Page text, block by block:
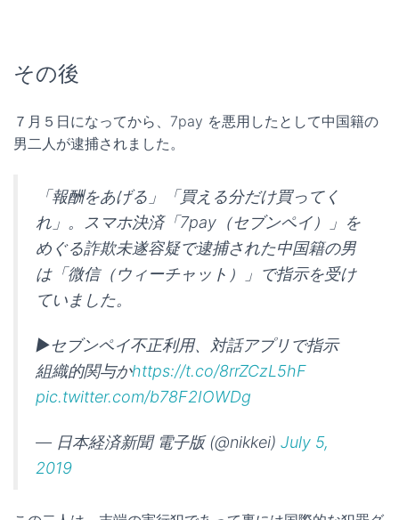
その後
７月５日になってから、7pay を悪用したとして中国籍の
男二人が逮捕されました。
「報酬をあげる」「買える分だけ買ってく
れ」。スマホ決済「7pay（セブンペイ）」を
めぐる詐欺未遂容疑で逮捕された中国籍の男
は「微信（ウィーチャット）」で指示を受け
ていました。
▶セブンペイ不正利用、対話アプリで指示
組織的関与かhttps://t.co/8rrZCzL5hF
pic.twitter.com/b78F2IOWDg
— 日本経済新聞 電子版 (@nikkei) July 5,
2019